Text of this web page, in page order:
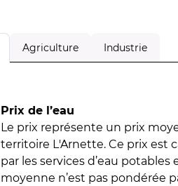
Agriculture Industrie
Prix de l’eau
Le prix représente un prix
territoire L'Arnette. Ce prix est
par les services d’eau potables
moyenne n’est pas pondérée